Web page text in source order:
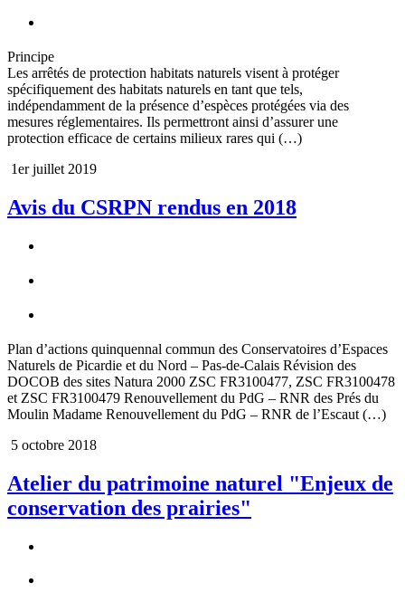
Principe
Les arrêtés de protection habitats naturels visent à protéger
spécifiquement des habitats naturels en tant que tels,
indépendamment de la présence d’espèces protégées via des
mesures réglementaires. Ils permettront ainsi d’assurer une
protection efficace de certains milieux rares qui (…)
1er juillet 2019
Avis du CSRPN rendus en 2018
Plan d’actions quinquennal commun des Conservatoires d’Espaces
Naturels de Picardie et du Nord – Pas-de-Calais Révision des
DOCOB des sites Natura 2000 ZSC FR3100477, ZSC FR3100478
et ZSC FR3100479 Renouvellement du PdG – RNR des Prés du
Moulin Madame Renouvellement du PdG – RNR de l’Escaut (…)
5 octobre 2018
Atelier du patrimoine naturel "Enjeux de
conservation des prairies"